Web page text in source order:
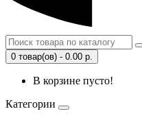
0 товар(ов) - 0.00 р.
В корзине пусто!
Категории